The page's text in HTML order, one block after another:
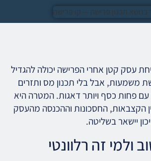
עסק קטן אחרי הפרישה יכולה להגדיל
משמעות, אבל בלי תכנון מס ותזרים
עם פחות כסף ויותר דאגות. המטרה היא
הקצבאות, החסכונות וההכנסה מהעסק
יישאר בשליטה.
ולמי זה רלוונטי